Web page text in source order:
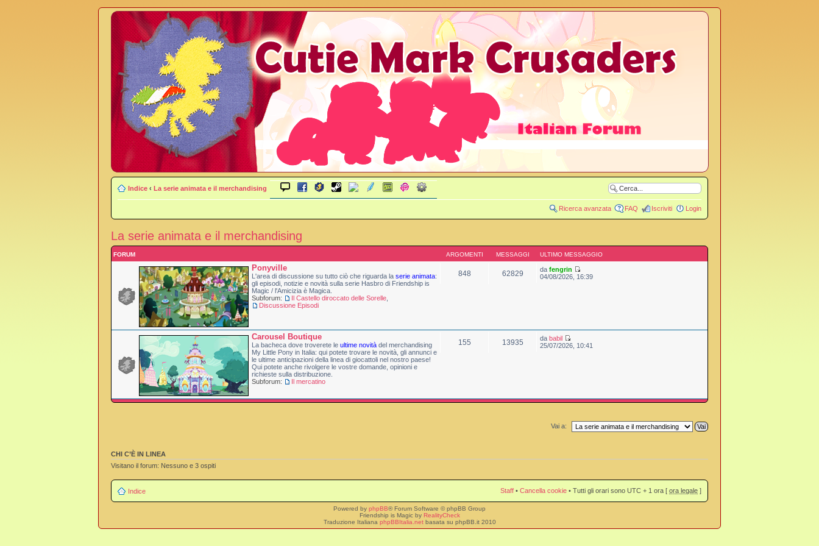
Indice ‹ La serie animata e il merchandising
Ricerca avanzata FAQ Iscriviti Login
La serie animata e il merchandising
FORUM ARGOMENTI MESSAGGI ULTIMO MESSAGGIO
Ponyville
L'area di discussione su tutto ciò che riguarda la serie animata:
gli episodi, notizie e novità sulla serie Hasbro di Friendship is
Magic / l'Amicizia è Magica.
Subforum:
Il Castello diroccato delle Sorelle
Discussione Episodi
848 62829 dafengrin
04/08/2026, 16:39
Carousel Boutique
La bacheca dove troverete le ultime novità del merchandising
My Little Pony in Italia: qui potete trovare le novità, gli annunci e
le ultime anticipazioni della linea di giocattoli nel nostro paese!
Qui potete anche rivolgere le vostre domande, opinioni e
richieste sulla distribuzione.
Subforum:
Il mercatino
155 13935 dababil
25/07/2026, 10:41
Vai a:
CHI C’È IN LINEA
Visitano il forum: Nessuno e 3 ospiti
Indice Staff • Cancella cookie • Tutti gli orari sono UTC + 1 ora [ ora legale ]
Powered by phpBB® Forum Software © phpBB Group
Friendship is Magic by RealityCheck
Traduzione Italiana phpBBItalia.netbasata su phpBB.it 2010